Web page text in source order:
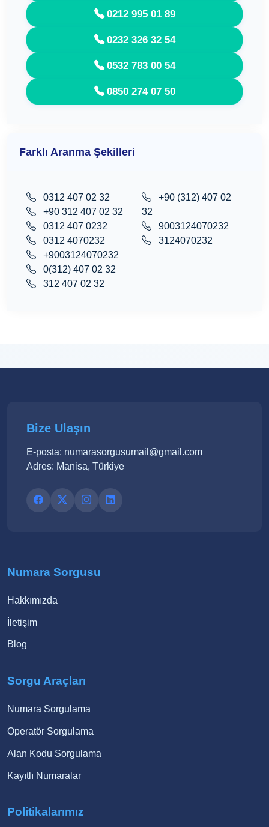
0212 995 01 89
0232 326 32 54
0532 783 00 54
0850 274 07 50
Farklı Aranma Şekilleri
0312 407 02 32
+90 312 407 02 32
0312 407 0232
0312 4070232
+90 (312) 407 02
32
9003124070232
3124070232
+9003124070232
0(312) 407 02 32
312 407 02 32
Bize Ulaşın
E-posta: numarasorgusumail@gmail.com
Adres: Manisa, Türkiye
Numara Sorgusu
Hakkımızda
İletişim
Blog
Sorgu Araçları
Numara Sorgulama
Operatör Sorgulama
Alan Kodu Sorgulama
Kayıtlı Numaralar
Politikalarımız